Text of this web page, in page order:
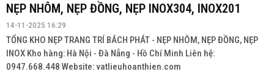
NẸP NHÔM, NẸP ĐỒNG, NẸP INOX304, INOX201
14-11-2025 16:29
TỔNG KHO NẸP TRANG TRÍ BÁCH PHÁT - NẸP NHÔM, NẸP ĐỒNG, NẸP
INOX Kho hàng: Hà Nội - Đà Nẵng - Hồ Chí Minh Liên hệ:
0947.668.448 Website: vatlieuhoanthien.com